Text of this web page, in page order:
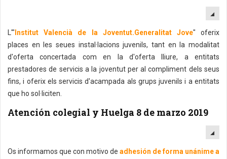
L'" Institut Valencià de la Joventut.Generalitat Jove" oferix
places en les seues instal·lacions juvenils, tant en la modalitat
d'oferta concertada com en la d'oferta lliure, a entitats
prestadores de servicis a la joventut per al compliment dels seus
fins, i oferix els servicis d'acampada als grups juvenils i a entitats
que ho sol·liciten.
Atención colegial y Huelga 8 de marzo 2019
Os informamos que con motivo de adhesión de forma unánime a